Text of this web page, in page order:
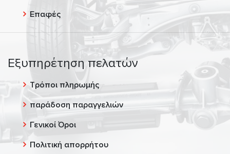
Επαφές
Εξυπηρέτηση πελατών
Τρόποι πληρωμής
παράδοση παραγγελιών
Γενικοί Όροι
Πολιτική απορρήτου